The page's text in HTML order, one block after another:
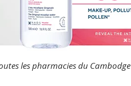
les pharmacies du Cambodge